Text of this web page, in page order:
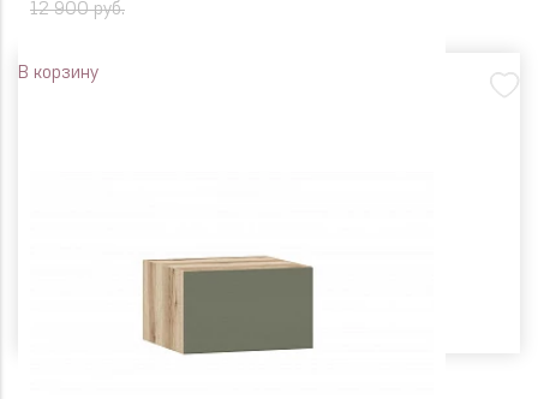
12 900 руб.
В корзину